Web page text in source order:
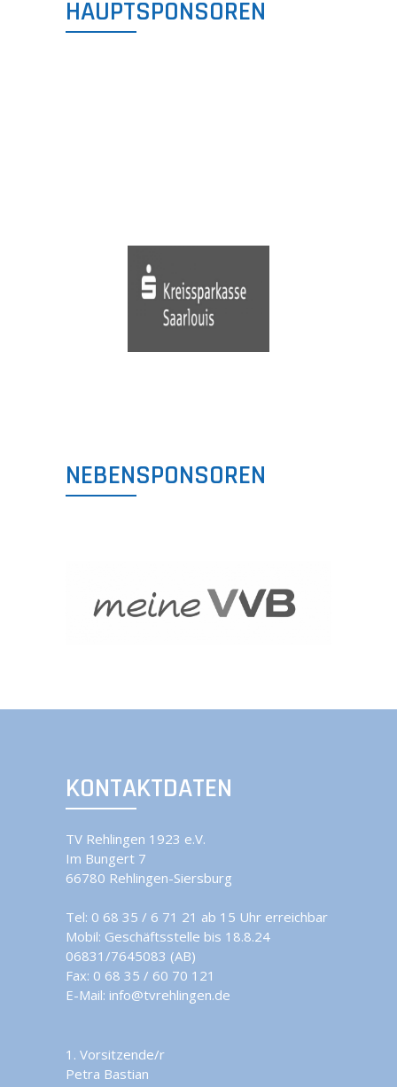
HAUPTSPONSOREN
NEBENSPONSOREN
KONTAKTDATEN
TV Rehlingen 1923 e.V.
Im Bungert 7
66780 Rehlingen-Siersburg
Tel: 0 68 35 / 6 71 21 ab 15 Uhr erreichbar
Mobil: Geschäftsstelle bis 18.8.24
06831/7645083 (AB)
Fax: 0 68 35 / 60 70 121
E-Mail: info@tvrehlingen.de
1. Vorsitzende/r
Petra Bastian